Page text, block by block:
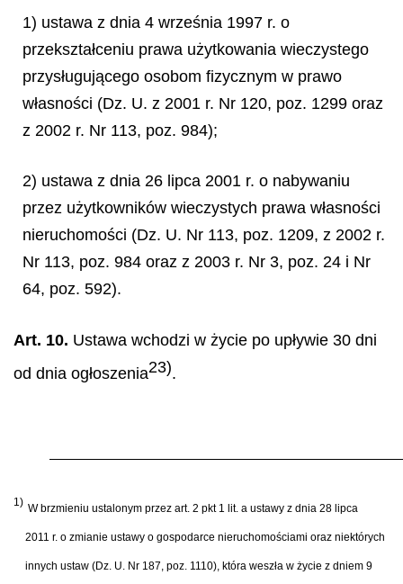
1) ustawa z dnia 4 września 1997 r. o
przekształceniu prawa użytkowania wieczystego
przysługującego osobom fizycznym w prawo
własności (Dz. U. z 2001 r. Nr 120, poz. 1299 oraz
z 2002 r. Nr 113, poz. 984);
2) ustawa z dnia 26 lipca 2001 r. o nabywaniu
przez użytkowników wieczystych prawa własności
nieruchomości (Dz. U. Nr 113, poz. 1209, z 2002 r.
Nr 113, poz. 984 oraz z 2003 r. Nr 3, poz. 24 i Nr
64, poz. 592).
Art. 10. Ustawa wchodzi w życie po upływie 30 dni
od dnia ogłoszenia23).
1) W brzmieniu ustalonym przez art. 2 pkt 1 lit. a ustawy z dnia 28 lipca
2011 r. o zmianie ustawy o gospodarce nieruchomościami oraz niektórych
innych ustaw (Dz. U. Nr 187, poz. 1110), która weszła w życie z dniem 9